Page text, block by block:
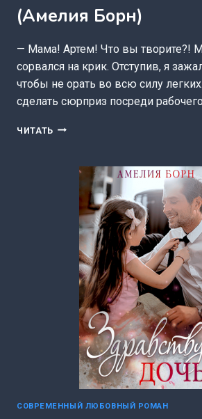
(Амелия Борн)
— Мама! Артем! Что вы творите?!
сорвался на крик. Отступив, я
чтобы не орать во всю силу
сделать сюрприз посреди
ЧИТАТЬ НА
МЕНЯ
ПРОМЕНЯЛ?
(АМЕЛИЯ
БОРН)
СОВРЕМЕННЫЙ ЛЮБОВНЫЙ РОМАН